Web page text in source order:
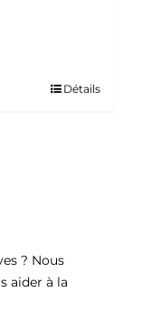
Détails
? Nous
aider à la